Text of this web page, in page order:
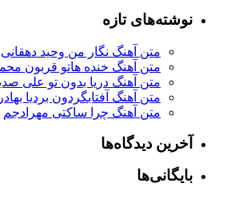
نوشته‌های تازه
متن آهنگ نگار من وحید دهقانی
متن آهنگ خنده هاتو قربون
متن آهنگ دریا بدون تو علی
متن آهنگ آفتابگردون بردیا بهادر
متن آهنگ چرا ساکتی مهرادجم
آخرین دیدگاه‌ها
بایگانی‌ها